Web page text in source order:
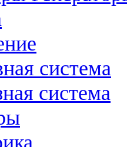
система
система